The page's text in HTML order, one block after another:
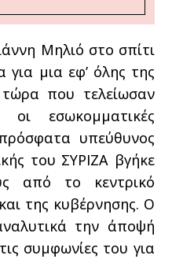
Μηλιό στο σπίτι
για μια εφ’ όλης της
που τελείωσαν
εσωκομματικές
υπεύθυνος
του ΣΥΡΙΖΑ βγήκε
από το κεντρικό
της κυβέρνησης. Ο
την άποψή
συμφωνίες του για